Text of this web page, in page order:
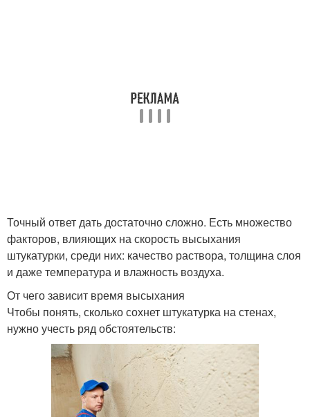
Точный ответ дать достаточно сложно. Есть множество
факторов, влияющих на скорость высыхания
штукатурки, среди них: качество раствора, толщина слоя
и даже температура и влажность воздуха.
От чего зависит время высыхания
Чтобы понять, сколько сохнет штукатурка на стенах,
нужно учесть ряд обстоятельств: